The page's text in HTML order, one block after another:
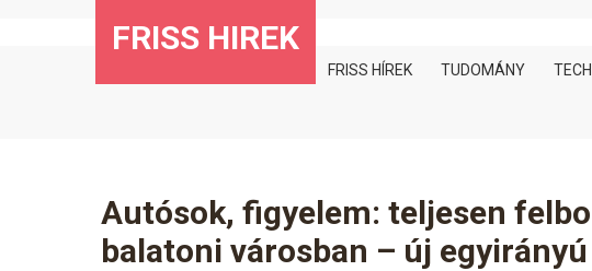
FRISS HIREK
FRISS HÍREK TUDOMÁNY
Autósok, figyelem: teljesen
balatoni városban – új